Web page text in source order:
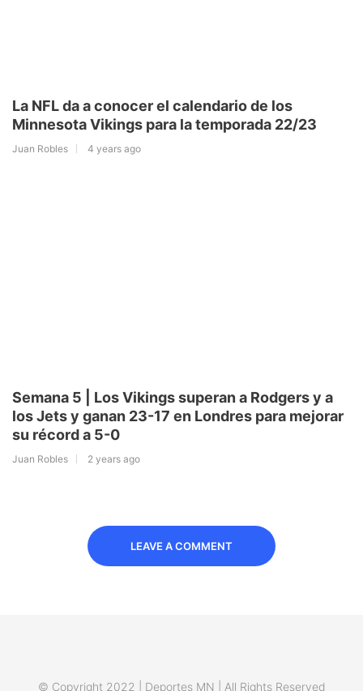
La NFL da a conocer el calendario de los
Minnesota Vikings para la temporada 22/23
Juan Robles 4 years ago
Semana 5 | Los Vikings superan a Rodgers y a
los Jets y ganan 23-17 en Londres para mejorar
su récord a 5-0
Juan Robles 2 years ago
LEAVE A COMMENT
© Copyright 2022 | Deportes MN | All Rights Reserved